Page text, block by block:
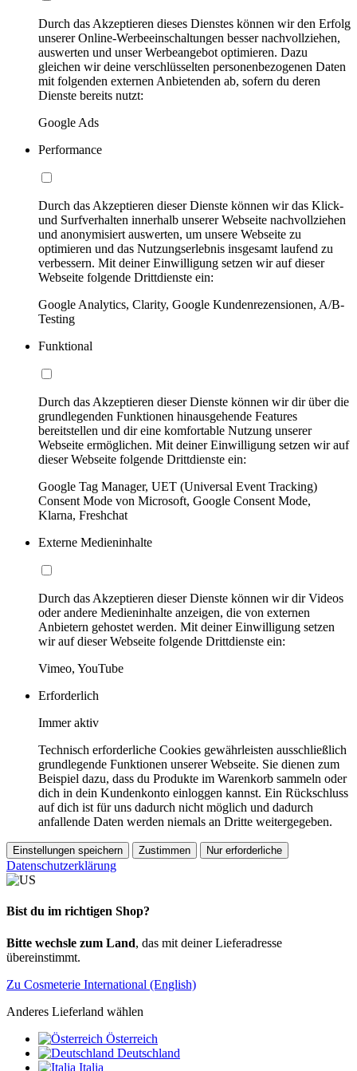
Durch das Akzeptieren dieses Dienstes können wir den Erfolg
unserer Online-Werbeeinschaltungen besser nachvollziehen,
auswerten und unser Werbeangebot optimieren. Dazu
gleichen wir deine verschlüsselten personenbezogenen Daten
mit folgenden externen Anbietenden ab, sofern du deren
Dienste bereits nutzt:
Google Ads
Performance
Durch das Akzeptieren dieser Dienste können wir das Klick-
und Surfverhalten innerhalb unserer Webseite nachvollziehen
und anonymisiert auswerten, um unsere Webseite zu
optimieren und das Nutzungserlebnis insgesamt laufend zu
verbessern. Mit deiner Einwilligung setzen wir auf dieser
Webseite folgende Drittdienste ein:
Google Analytics, Clarity, Google Kundenrezensionen, A/B-
Testing
Funktional
Durch das Akzeptieren dieser Dienste können wir dir über die
grundlegenden Funktionen hinausgehende Features
bereitstellen und dir eine komfortable Nutzung unserer
Webseite ermöglichen. Mit deiner Einwilligung setzen wir auf
dieser Webseite folgende Drittdienste ein:
Google Tag Manager, UET (Universal Event Tracking)
Consent Mode von Microsoft, Google Consent Mode,
Klarna, Freshchat
Externe Medieninhalte
Durch das Akzeptieren dieser Dienste können wir dir Videos
oder andere Medieninhalte anzeigen, die von externen
Anbietern gehostet werden. Mit deiner Einwilligung setzen
wir auf dieser Webseite folgende Drittdienste ein:
Vimeo, YouTube
Erforderlich
Immer aktiv
Technisch erforderliche Cookies gewährleisten ausschließlich
grundlegende Funktionen unserer Webseite. Sie dienen zum
Beispiel dazu, dass du Produkte im Warenkorb sammeln oder
dich in dein Kundenkonto einloggen kannst. Ein Rückschluss
auf dich ist für uns dadurch nicht möglich und dadurch
anfallende Daten werden niemals an Dritte weitergegeben.
Einstellungen speichern Zustimmen Nur erforderliche
Datenschutzerklärung
Bist du im richtigen Shop?
Bitte wechsle zum Land, das mit deiner Lieferadresse
übereinstimmt.
Zu Cosmeterie International (English)
Anderes Lieferland wählen
Österreich
Deutschland
Italia